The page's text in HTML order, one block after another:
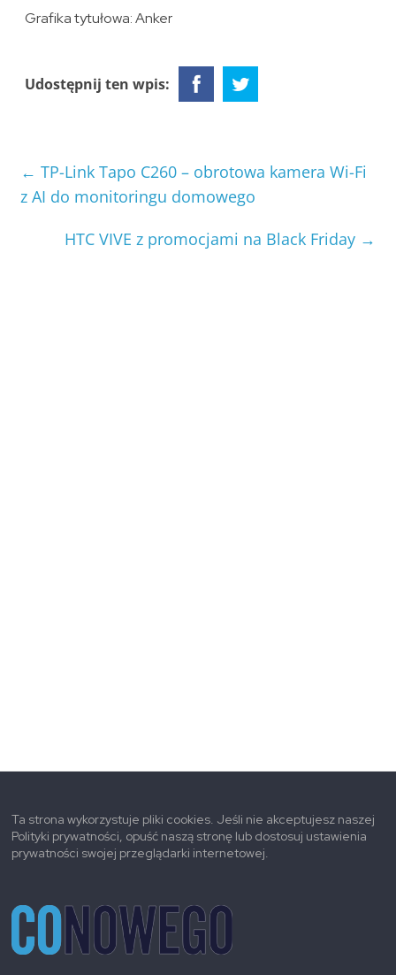
Grafika tytułowa: Anker
Udostępnij ten wpis:
← TP-Link Tapo C260 – obrotowa kamera Wi-Fi
z AI do monitoringu domowego
HTC VIVE z promocjami na Black Friday →
Ta strona wykorzystuje pliki cookies. Jeśli nie akceptujesz naszej
Polityki prywatności, opuść naszą stronę lub dostosuj ustawienia
prywatności swojej przeglądarki internetowej.